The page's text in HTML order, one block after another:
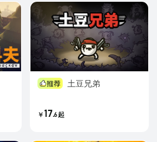
土豆兄弟
￥ 17 6起